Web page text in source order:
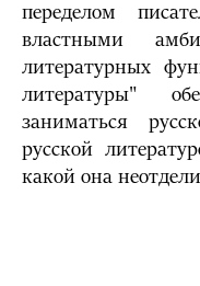
переделом
властными
литературных
литературы"
заниматься
русской
какой она